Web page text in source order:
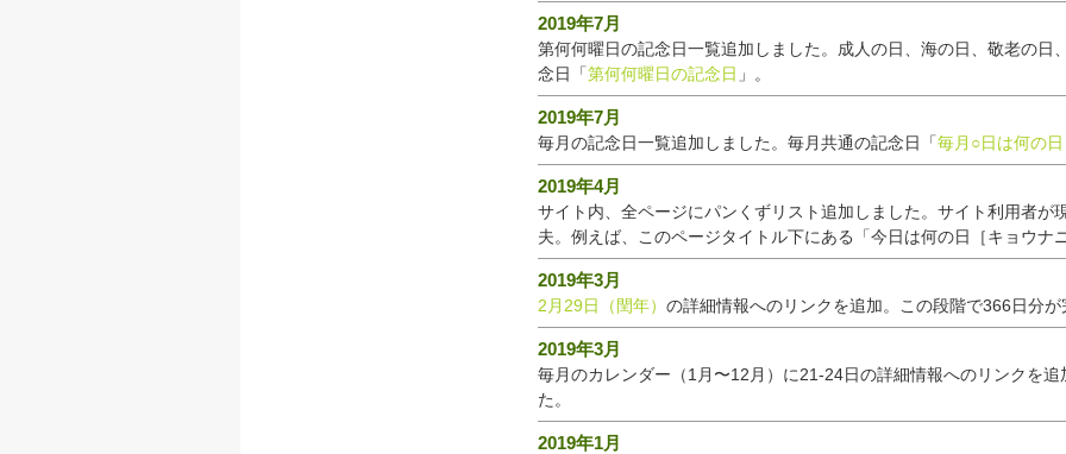
2019年7月
第何何曜日の記念日一覧追加しました。成人の日、海の日、敬老の日
念日「第何何曜日の記念日 」。
2019年7月
毎月の記念日一覧追加しました。毎月共通の記念日「毎月○日は何の
2019年4月
サイト内、全ページにパンくずリスト追加しました。サイト利用者が
夫。例えば、このページタイトル下にある「今日は何の日［キョウナ
2019年3月
2月29日（閏年） の詳細情報へのリンクを追加。この段階で366日分が
2019年3月
毎月のカレンダー（1月〜12月）に21-24日の詳細情報へのリンクを
た。
2019年1月